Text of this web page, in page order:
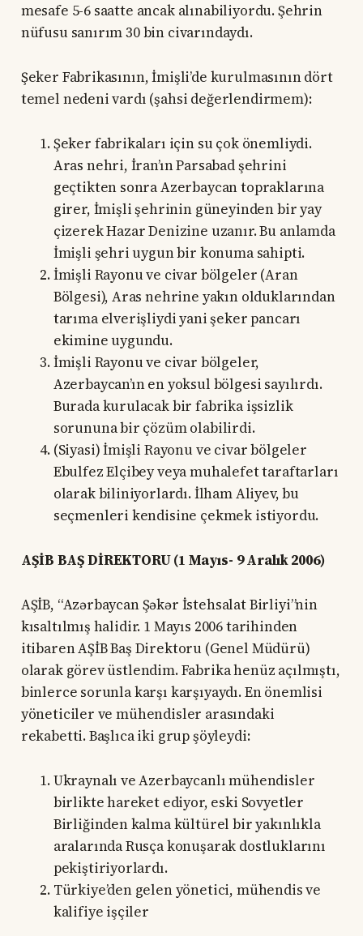
mesafe 5-6 saatte ancak alınabiliyordu. Şehrin
nüfusu sanırım 30 bin civarındaydı.
Şeker Fabrikasının, İmişli’de kurulmasının dört
temel nedeni vardı (şahsi değerlendirmem):
Şeker fabrikaları için su çok önemliydi.
Aras nehri, İran’ın Parsabad şehrini
geçtikten sonra Azerbaycan topraklarına
girer, İmişli şehrinin güneyinden bir yay
çizerek Hazar Denizine uzanır. Bu anlamda
İmişli şehri uygun bir konuma sahipti.
İmişli Rayonu ve civar bölgeler (Aran
Bölgesi), Aras nehrine yakın olduklarından
tarıma elverişliydi yani şeker pancarı
ekimine uygundu.
İmişli Rayonu ve civar bölgeler,
Azerbaycan’ın en yoksul bölgesi sayılırdı.
Burada kurulacak bir fabrika işsizlik
sorununa bir çözüm olabilirdi.
(Siyasi) İmişli Rayonu ve civar bölgeler
Ebulfez Elçibey veya muhalefet taraftarları
olarak biliniyorlardı. İlham Aliyev, bu
seçmenleri kendisine çekmek istiyordu.
AŞİB BAŞ DİREKTORU (1 Mayıs- 9 Aralık 2006)
AŞİB, “Azərbaycan Şəkər İstehsalat Birliyi”nin
kısaltılmış halidir. 1 Mayıs 2006 tarihinden
itibaren AŞİB Baş Direktoru (Genel Müdürü)
olarak görev üstlendim. Fabrika henüz açılmıştı,
binlerce sorunla karşı karşıyaydı. En önemlisi
yöneticiler ve mühendisler arasındaki
rekabetti. Başlıca iki grup şöyleydi:
Ukraynalı ve Azerbaycanlı mühendisler
birlikte hareket ediyor, eski Sovyetler
Birliğinden kalma kültürel bir yakınlıkla
aralarında Rusça konuşarak dostluklarını
pekiştiriyorlardı.
Türkiye’den gelen yönetici, mühendis ve
kalifiye işçiler